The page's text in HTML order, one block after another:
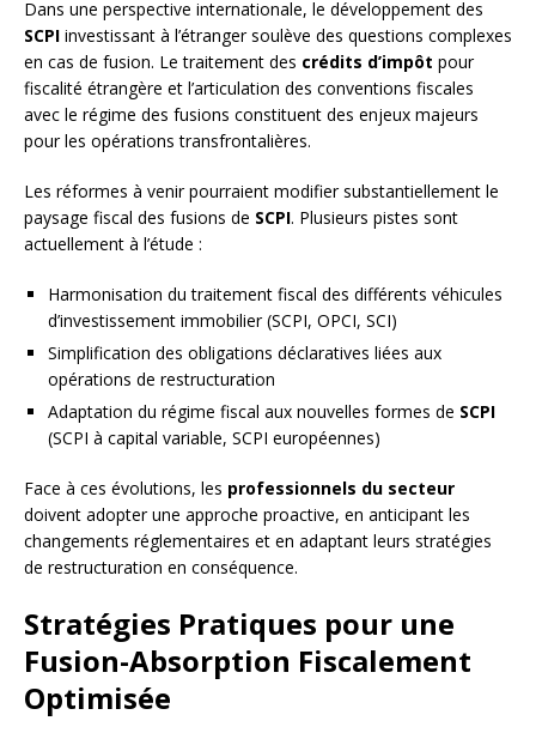
Dans une perspective internationale, le développement des
SCPI investissant à l’étranger soulève des questions complexes
en cas de fusion. Le traitement des crédits d’impôt pour
fiscalité étrangère et l’articulation des conventions fiscales
avec le régime des fusions constituent des enjeux majeurs
pour les opérations transfrontalières.
Les réformes à venir pourraient modifier substantiellement le
paysage fiscal des fusions de SCPI. Plusieurs pistes sont
actuellement à l’étude :
Harmonisation du traitement fiscal des différents véhicules
d’investissement immobilier (SCPI, OPCI, SCI)
Simplification des obligations déclaratives liées aux
opérations de restructuration
Adaptation du régime fiscal aux nouvelles formes de SCPI
(SCPI à capital variable, SCPI européennes)
Face à ces évolutions, les professionnels du secteur
doivent adopter une approche proactive, en anticipant les
changements réglementaires et en adaptant leurs stratégies
de restructuration en conséquence.
Stratégies Pratiques pour une
Fusion-Absorption Fiscalement
Optimisée